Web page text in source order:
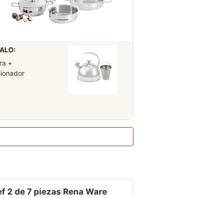
+
2 de 7 piezas Rena Ware